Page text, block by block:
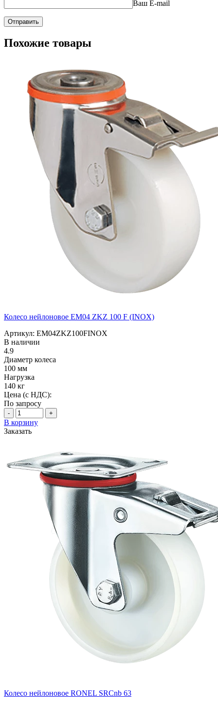
Ваш E-mail
Похожие товары
Колесо нейлоновое EM04 ZKZ 100 F (INOX)
Артикул: EM04ZKZ100FINOX
В наличии
4.9
Диаметр колеса
100 мм
Нагрузка
140 кг
Цена (с НДС):
По запросу
- +
В корзину
Заказать
Колесо нейлоновое RONEL SRCnb 63